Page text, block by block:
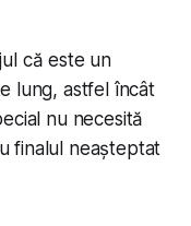
că este un
lung, astfel încât
nu necesită
finalul neașteptat